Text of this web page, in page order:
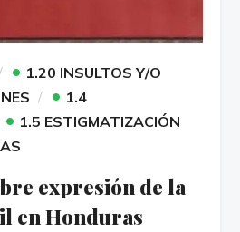
• 1.20 INSULTOS Y/O
• 1.4
• 1.5 ESTIGMATIZACIÓN
expresión de la
en Honduras